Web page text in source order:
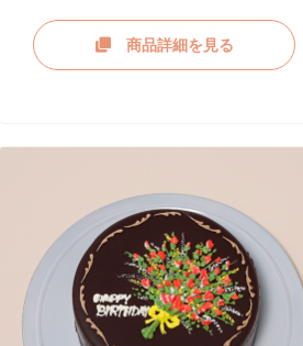
商品詳細を見る